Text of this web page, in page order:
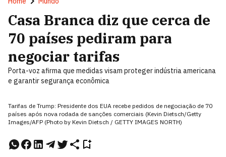
Casa Branca diz que cerca de
70 países pediram para
negociar tarifas
Porta-voz afirma que medidas visam proteger indústria americana
e garantir segurança econômica
Tarifas de Trump: Presidente dos EUA recebe pedidos de negociação de 70
países após nova rodada de sanções comerciais (Kevin Dietsch/Getty
Images/AFP (Photo by Kevin Dietsch / GETTY IMAGES NORTH)